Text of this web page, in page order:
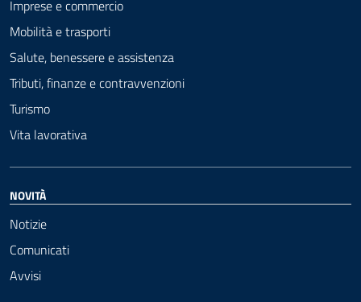
Imprese e commercio
Mobilità e trasporti
Salute, benessere e assistenza
Tributi, finanze e contravvenzioni
Turismo
Vita lavorativa
NOVITÀ
Notizie
Comunicati
Avvisi